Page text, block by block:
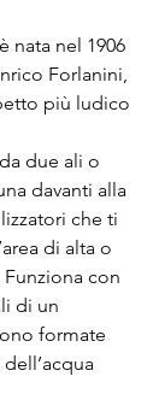
nata nel 1906
Forlanini,
più ludico
due ali o
davanti alla
che ti
di alta o
Funziona con
di un
formate